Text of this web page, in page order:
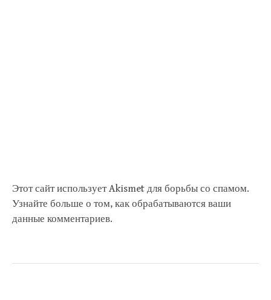
Этот сайт использует Akismet для борьбы со спамом.
Узнайте больше о том, как обрабатываются ваши
данные комментариев.